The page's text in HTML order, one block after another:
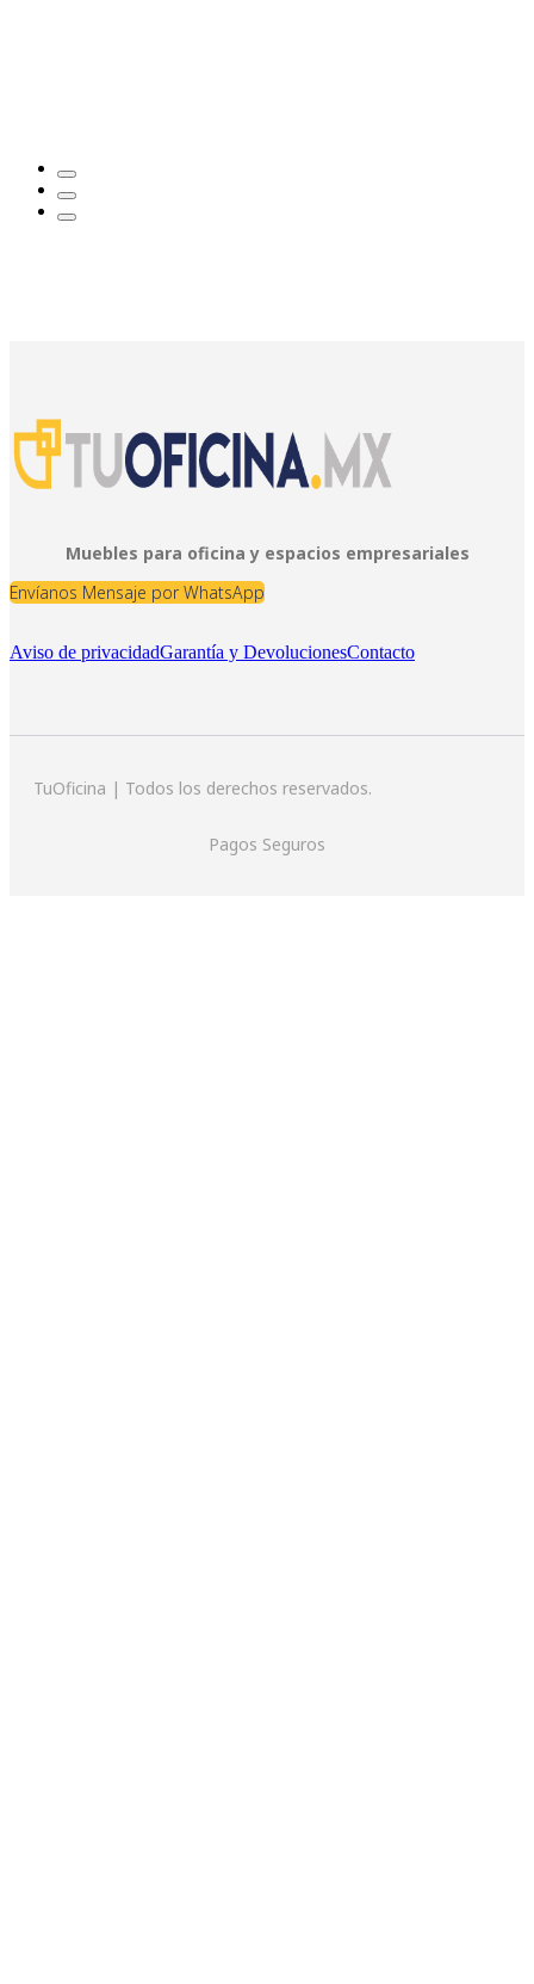
Muebles para oficina y espacios empresariales
Envíanos Mensaje por WhatsApp
Aviso de privacidadGarantía y DevolucionesContacto
TuOficina | Todos los derechos reservados.
Pagos Seguros